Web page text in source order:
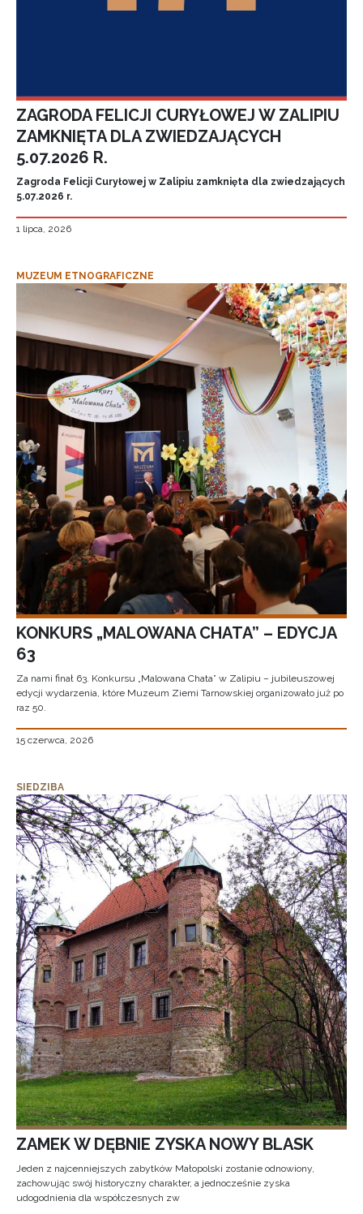
ZAGRODA FELICJI CURYŁOWEJ W ZALIPIU
ZAMKNIĘTA DLA ZWIEDZAJĄCYCH
5.07.2026 R.
Zagroda Felicji Curyłowej w Zalipiu zamknięta dla zwiedzających
5.07.2026 r.
1 lipca, 2026
MUZEUM ETNOGRAFICZNE
KONKURS „MALOWANA CHATA” – EDYCJA
63
Za nami finał 63. Konkursu „Malowana Chata” w Zalipiu – jubileuszowej
edycji wydarzenia, które Muzeum Ziemi Tarnowskiej organizowało już po
raz 50.
15 czerwca, 2026
SIEDZIBA
ZAMEK W DĘBNIE ZYSKA NOWY BLASK
Jeden z najcenniejszych zabytków Małopolski zostanie odnowiony,
zachowując swój historyczny charakter, a jednocześnie zyska
udogodnienia dla współczesnych zw